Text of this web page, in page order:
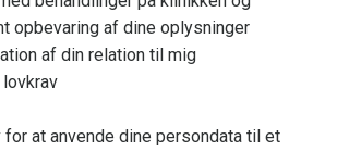
opbevaring af dine oplysninger
af din relation til mig
at anvende dine persondata til et